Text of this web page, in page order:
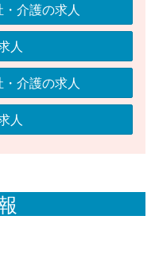
介護の求人
人
介護の求人
人